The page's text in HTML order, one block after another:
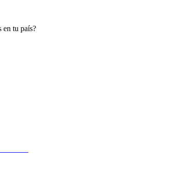
en tu país?